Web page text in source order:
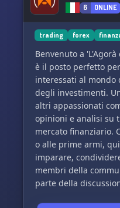
6 ONLINE
trading forex
Benvenuto a
è il posto perfetto
interessati al
degli investimenti.
altri appassionati
opinioni e analisi su
mercato finanziario.
o alle prime armi,
imparare,
membri della
parte della